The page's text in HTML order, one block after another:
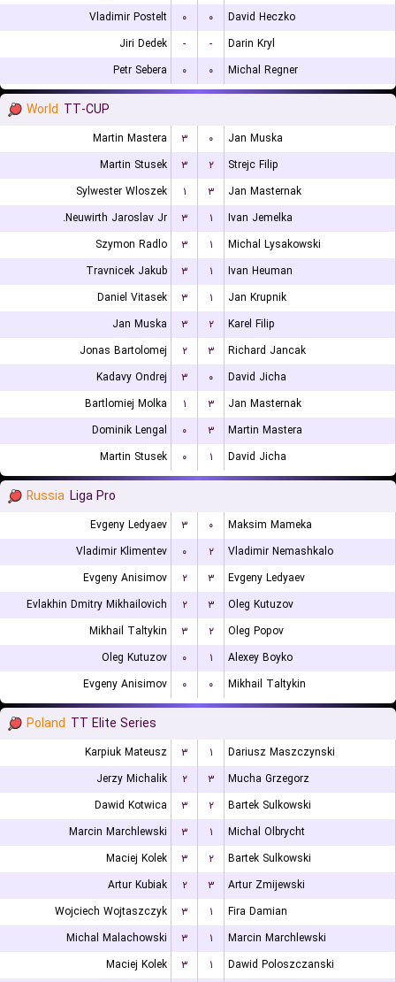
Vladimir Postelt
۰ ۰
David Heczko
Jiri Dedek
- -
Darin Kryl
Petr Sebera
۰ ۰ Michal Regner
World TT-CUP
Martin Mastera ۳ ۰
Jan Muska
Martin Stusek
۳ ۲
Strejc Filip
Sylwester Wloszek
۱ ۳
Jan Masternak
Neuwirth Jaroslav Jr.
۳ ۱
Ivan Jemelka
Szymon Radlo
۳ ۱
Michal Lysakowski
Travnicek Jakub
۳ ۱
Ivan Heuman
Daniel Vitasek
۳ ۱
Jan Krupnik
Jan Muska
۳ ۲
Karel Filip
Jonas Bartolomej
۲ ۳
Richard Jancak
Kadavy Ondrej
۳ ۰
David Jicha
Bartlomiej Molka
۱ ۳
Jan Masternak
Dominik Lengal
۰ ۳
Martin Mastera
Martin Stusek
۰ ۱ David Jicha
Russia Liga Pro
Evgeny Ledyaev ۳ ۰
Maksim Mameka
Vladimir Klimentev
۰ ۲
Vladimir Nemashkalo
Evgeny Anisimov
۲ ۳
Evgeny Ledyaev
Evlakhin Dmitry Mikhailovich
۲ ۳
Oleg Kutuzov
Mikhail Taltykin
۳ ۲
Oleg Popov
Oleg Kutuzov
۰ ۱
Alexey Boyko
Evgeny Anisimov
۰ ۰ Mikhail Taltykin
Poland TT Elite Series
Karpiuk Mateusz ۳ ۱
Dariusz Maszczynski
Jerzy Michalik
۲ ۳
Mucha Grzegorz
Dawid Kotwica
۳ ۲
Bartek Sulkowski
Marcin Marchlewski
۳ ۱
Michal Olbrycht
Maciej Kolek
۳ ۲
Bartek Sulkowski
Artur Kubiak
۲ ۳
Artur Zmijewski
Wojciech Wojtaszczyk
۳ ۱
Fira Damian
Michal Malachowski
۳ ۱
Marcin Marchlewski
Maciej Kolek
۳ ۱
Dawid Poloszczanski